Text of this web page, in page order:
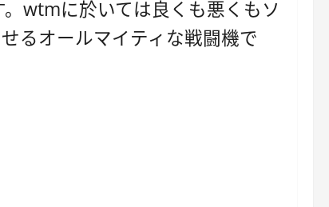
wtmに於いては良くも悪くもソ
るオールマイティな戦闘機で